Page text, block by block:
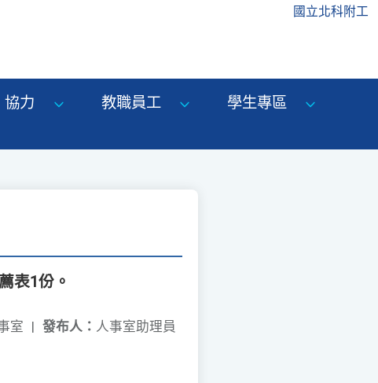
國立北科附工
協力 教職員工
學生專區
表1份。
發布人： 人事室助理員
室 |